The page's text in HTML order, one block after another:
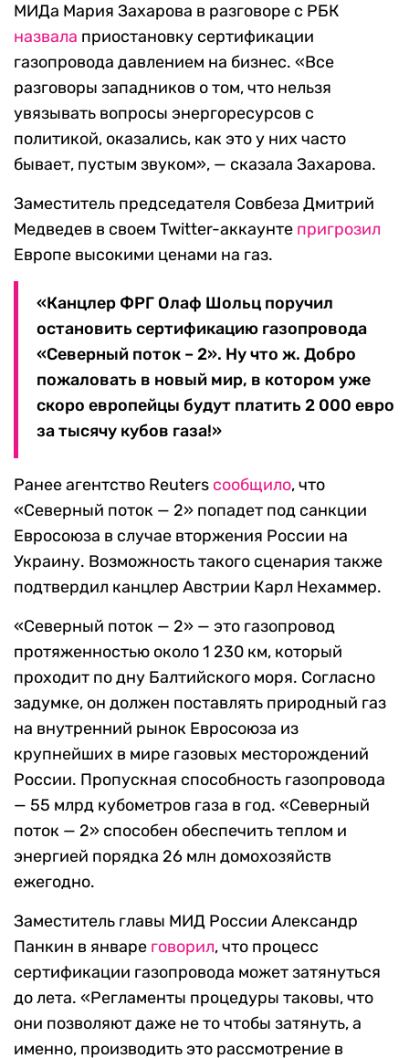
МИДа Мария Захарова в разговоре с РБК
назвала приостановку сертификации
газопровода давлением на бизнес. «Все
разговоры западников о том, что нельзя
увязывать вопросы энергоресурсов с
политикой, оказались, как это у них часто
бывает, пустым звуком», — сказала Захарова.
Заместитель председателя Совбеза Дмитрий
Медведев в своем Twitter-аккаунте пригрозил
Европе высокими ценами на газ.
«Канцлер ФРГ Олаф Шольц поручил
остановить сертификацию газопровода
«Северный поток – 2». Ну что ж. Добро
пожаловать в новый мир, в котором уже
скоро европейцы будут платить 2 000 евро
за тысячу кубов газа!»
Ранее агентство Reuters сообщило, что
«Северный поток — 2» попадет под санкции
Евросоюза в случае вторжения России на
Украину. Возможность такого сценария также
подтвердил канцлер Австрии Карл Нехаммер.
«Северный поток — 2» — это газопровод
протяженностью около 1 230 км, который
проходит по дну Балтийского моря. Согласно
задумке, он должен поставлять природный газ
на внутренний рынок Евросоюза из
крупнейших в мире газовых месторождений
России. Пропускная способность газопровода
— 55 млрд кубометров газа в год. «Северный
поток — 2» способен обеспечить теплом и
энергией порядка 26 млн домохозяйств
ежегодно.
Заместитель главы МИД России Александр
Панкин в январе говорил, что процесс
сертификации газопровода может затянуться
до лета. «Регламенты процедуры таковы, что
они позволяют даже не то чтобы затянуть, а
именно, производить это рассмотрение в